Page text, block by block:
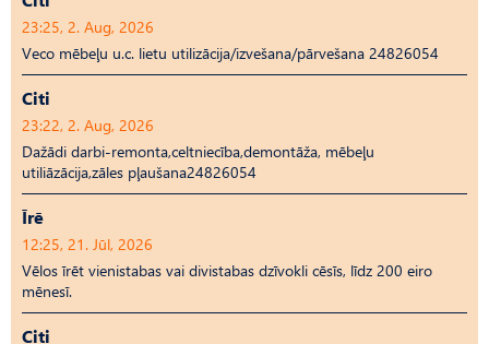
23:25, 2. Aug, 2026
Veco mēbeļu u.c. lietu utilizācija/izvešana/pārvešana 24826054
Citi
23:22, 2. Aug, 2026
Dažādi darbi-remonta,celtniecība,demontāža, mēbeļu
utiliāzācija,zāles pļaušana24826054
Īrē
12:25, 21. Jūl, 2026
Vēlos īrēt vienistabas vai divistabas dzīvokli cēsīs, līdz 200 eiro
mēnesī.
Citi